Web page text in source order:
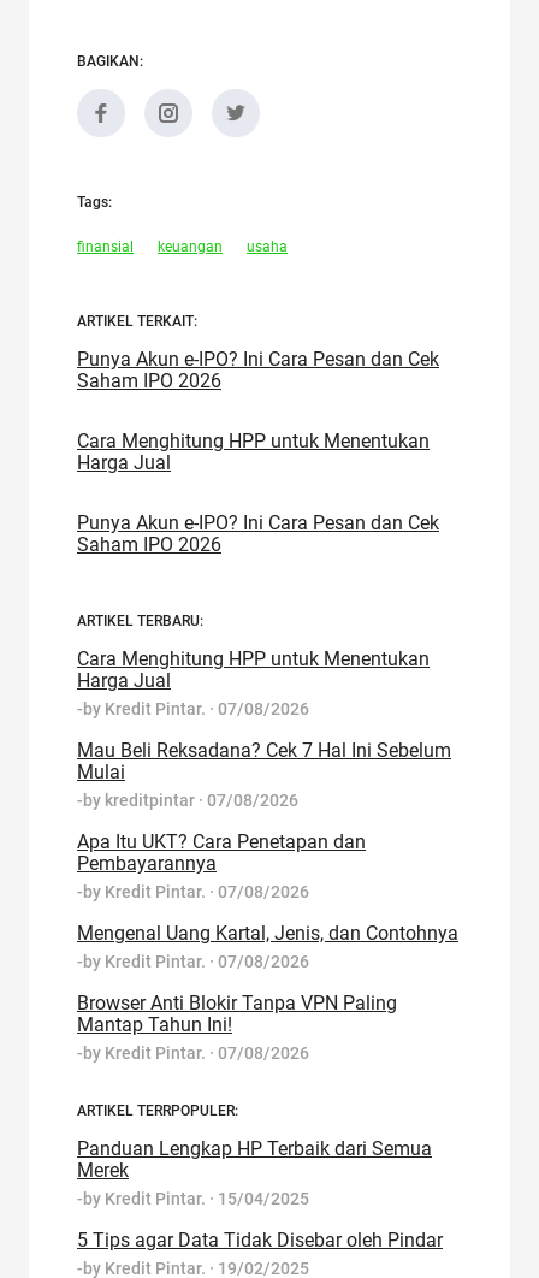
BAGIKAN:
Tags:
finansial keuangan usaha
ARTIKEL TERKAIT:
Punya Akun e-IPO? Ini Cara Pesan dan Cek
Saham IPO 2026
Cara Menghitung HPP untuk Menentukan
Harga Jual
Punya Akun e-IPO? Ini Cara Pesan dan Cek
Saham IPO 2026
ARTIKEL TERBARU:
Cara Menghitung HPP untuk Menentukan
Harga Jual
-by Kredit Pintar. · 07/08/2026
Mau Beli Reksadana? Cek 7 Hal Ini Sebelum
Mulai
-by kreditpintar · 07/08/2026
Apa Itu UKT? Cara Penetapan dan
Pembayarannya
-by Kredit Pintar. · 07/08/2026
Mengenal Uang Kartal, Jenis, dan Contohnya
-by Kredit Pintar. · 07/08/2026
Browser Anti Blokir Tanpa VPN Paling
Mantap Tahun Ini!
-by Kredit Pintar. · 07/08/2026
ARTIKEL TERRPOPULER:
Panduan Lengkap HP Terbaik dari Semua
Merek
-by Kredit Pintar. · 15/04/2025
5 Tips agar Data Tidak Disebar oleh Pindar
-by Kredit Pintar. · 19/02/2025